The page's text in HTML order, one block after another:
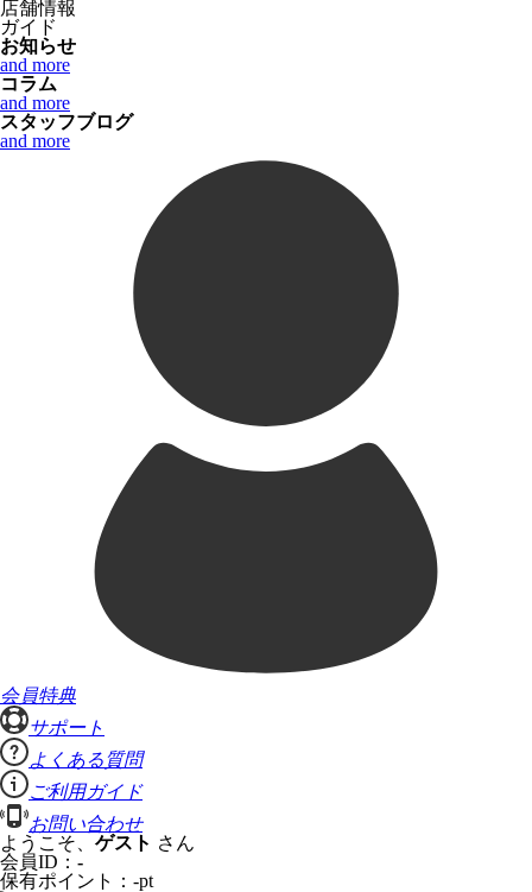
店舗情報
ガイド
お知らせ
and more
コラム
and more
スタッフブログ
and more
会員特典
サポート
よくある質問
ご利用ガイド
お問い合わせ
ようこそ、 ゲスト さん
会員ID： -
保有ポイント： -pt